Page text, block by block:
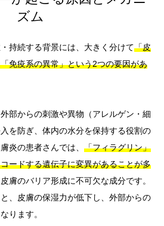
ズム
持続する背景には、大きく分けて「皮
免疫系の異常」という2つの要因があ
部からの刺激や異物（アレルゲン・細
を防ぎ、体内の水分を保持する役割の
炎の患者さんでは、 「フィラグリン」
ードする遺伝子に変異があることが多
膚のバリア形成に不可欠な成分です。
、皮膚の保湿力が低下し、外部からの
ります。